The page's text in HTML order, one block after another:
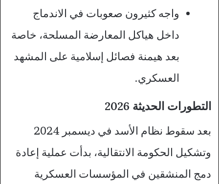
واجه كثيرون صعوبات في الاندماج
داخل هياكل المعارضة المسلحة، خاصة
بعد هيمنة فصائل إسلامية على المشهد
العسكري.
التطورات الحديثة 2026
بعد سقوط نظام الأسد في ديسمبر 2024
وتشكيل الحكومة الانتقالية، بدأت عملية إعادة
دمج المنشقين في المؤسسات العسكرية